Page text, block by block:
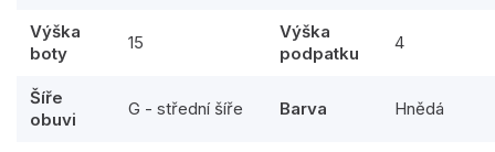
Výška
boty
15
Výška
podpatku
4
Šíře
obuvi
G - střední šíře Barva Hnědá